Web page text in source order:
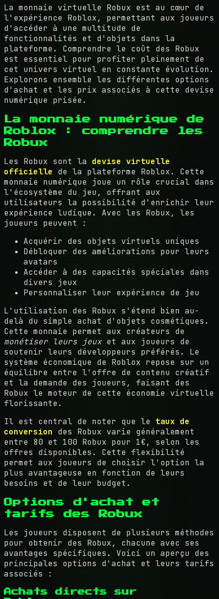
La monnaie virtuelle Robux est au cœur de
l'expérience Roblox, permettant aux joueurs
d'accéder à une multitude de
fonctionnalités et d'objets dans la
plateforme. Comprendre le coût des Robux
est essentiel pour profiter pleinement de
cet univers virtuel en constante évolution.
Explorons ensemble les différentes options
d'achat et les prix associés à cette devise
numérique prisée.
La monnaie numérique de
Roblox : comprendre les
Robux
Les Robux sont la devise virtuelle
officielle de la plateforme Roblox. Cette
monnaie numérique joue un rôle crucial dans
l'écosystème du jeu, offrant aux
utilisateurs la possibilité d'enrichir leur
expérience ludique. Avec les Robux, les
joueurs peuvent :
Acquérir des objets virtuels uniques
Débloquer des améliorations pour leurs
avatars
Accéder à des capacités spéciales dans
divers jeux
Personnaliser leur expérience de jeu
L'utilisation des Robux s'étend bien au-
delà du simple achat d'objets cosmétiques.
Cette monnaie permet aux créateurs de
monétiser leurs jeuxet aux joueurs de
soutenir leurs développeurs préférés. Le
système économique de Roblox repose sur un
équilibre entre l'offre de contenu créatif
et la demande des joueurs, faisant des
Robux le moteur de cette économie virtuelle
florissante.
Il est central de noter que le taux de
conversion des Robux varie généralement
entre 80 et 100 Robux pour 1€, selon les
offres disponibles. Cette flexibilité
permet aux joueurs de choisir l'option la
plus avantageuse en fonction de leurs
besoins et de leur budget.
Options d'achat et
tarifs des Robux
Les joueurs disposent de plusieurs méthodes
pour obtenir des Robux, chacune avec ses
avantages spécifiques. Voici un aperçu des
principales options d'achat et leurs tarifs
associés :
Achats directs sur